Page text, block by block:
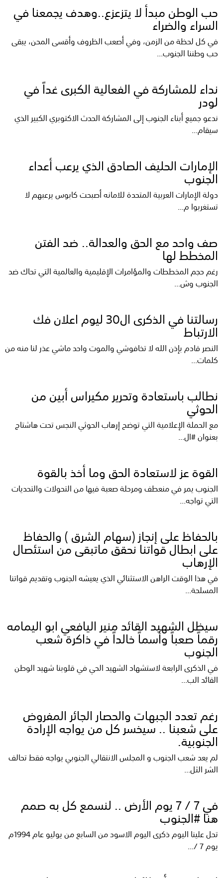
حب الوطن مبدأ لا يتزعزع..وهدف يجمعنا في
السراء والضراء
في كل لحظة من الزمن، وفي أصعب الظروف وأقسى المحن، يبقى
حب وطننا الجنوب...
نداء للمشاركة في الفعالية الكبرى غداً في
لودر
ندعو جميع أبناء الجنوب إلى المشاركة الحدث الاكتوبري الكبير الذي
سيقام...
الإمارات الحليف الصادق الذي يرعب أعداء
الجنوب
دولة الإمارات العربية المتحدة للامانه أصبحت كابوس يرعبهم لا
تستغربوا م...
صف واحد مع الحق والعدالة.. ضد الفتن
المخطط لها
رغم حجم المخططات والمؤامرات الإقليمية والعالمية التي تحاك ضد
الجنوب وش...
رسالتنا في الذكرى ال30 ليوم اعلان فك
الارتباط
النصر قادم بإذن الله لا تخافوشي والموت واحد ماشي عذر لنا منه من
كلمات...
نطالب باستعادة وتحرير مكيراس أبين من
الحوثي
مع الحملة الإعلامية التي توضح إرهاب الحوثي النجس تحت هاشتاج
بعنوان #ال...
القوة عز لاستعادة الحق وما أخذ بالقوة
الجنوب يمر في منعطف ومرحلة صعبة فيها من التحولات والتحديات
التي تواجه...
بالحفاظ على إنجاز (سهام الشرق ) والحفاظ
على ابطال قواتنا نحقق ماتبقى من استئصال
الإرهاب
في هذا الوقت الراهن الاستثنائي الذي يعيشه الجنوب وتقديم قواتنا
المسلحة...
سيظل الشهيد القائد منير اليافعي ابو اليمامه
رقماً صعباً وأسماً خالداً في ذاكرة شعب
الجنوب
في الذكرى الرابعة لاستشهاد الشهيد الحي في قلوبنا شهيد الوطن
القائد الب...
رغم تعدد الجبهات والحصار الجائر المفروض
على شعبنا .. سيخسر كل من يواجه الإرادة
الجنوبية.
لم يعد شعب الجنوب و المجلس الانتقالي الجنوبي يواجه فقط تحالف
الشر الثل...
في 7 / 7 يوم الأرض .. لنسمع كل به صمم
هنا #الجنوب
تحل علينا اليوم ذكرى اليوم الاسود من السابع من يوليو عام 1994م
يوم 7 /...